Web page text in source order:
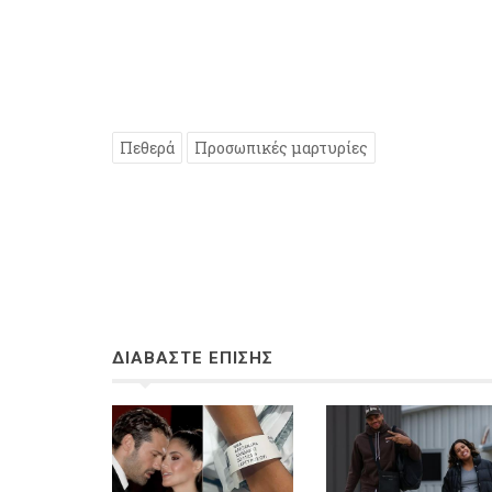
Πεθερά Προσωπικές μαρτυρίες
ΔΙΑΒΑΣΤΕ ΕΠΙΣΗΣ